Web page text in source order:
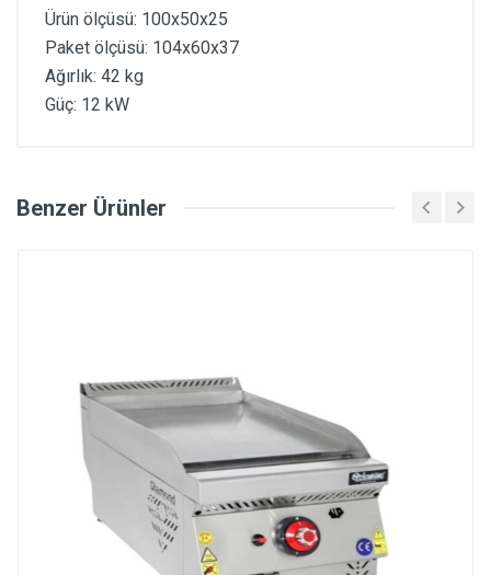
Ürün ölçüsü: 100x50x25
Paket ölçüsü: 104x60x37
Ağırlık: 42 kg
Güç: 12 kW
Benzer Ürünler